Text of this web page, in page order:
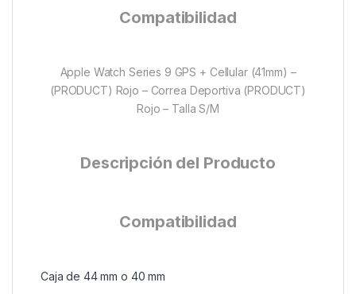
Compatibilidad
Apple Watch Series 9 GPS + Cellular (41mm) –
(PRODUCT) Rojo – Correa Deportiva (PRODUCT)
Rojo – Talla S/M
Descripción del Producto
Compatibilidad
Caja de 44 mm o 40 mm